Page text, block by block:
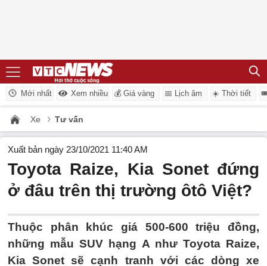
Mới nhất Xem nhiều 💰 Giá vàng 📅 Lịch âm ☀️ Thời tiết
Xe Tư vấn
Xuất bản ngày 23/10/2021 11:40 AM
Toyota Raize, Kia Sonet đứng
ở đâu trên thị trường ôtô Việt?
Thuộc phân khúc giá 500-600 triệu đồng,
những mẫu SUV hạng A như Toyota Raize,
Kia Sonet sẽ cạnh tranh với các dòng xe